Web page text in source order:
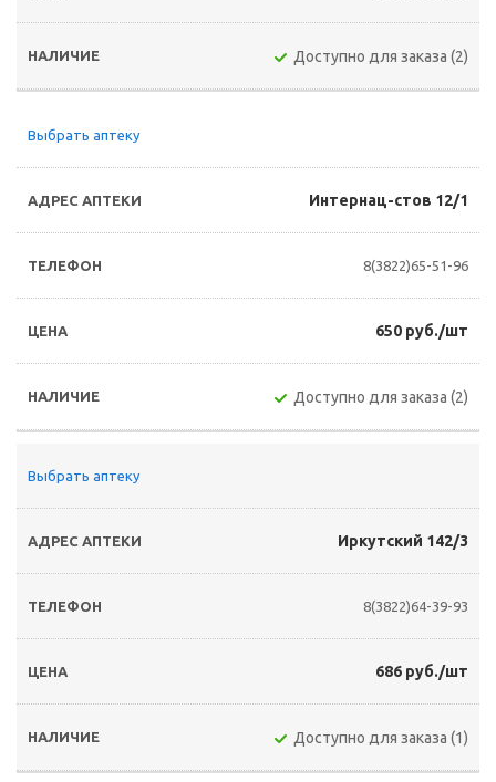
Доступно для заказа (2)
Выбрать аптеку
Интернац-стов 12/1
8(3822)65-51-96
650 руб./шт
Доступно для заказа (2)
Выбрать аптеку
Иркутский 142/3
8(3822)64-39-93
686 руб./шт
Доступно для заказа (1)